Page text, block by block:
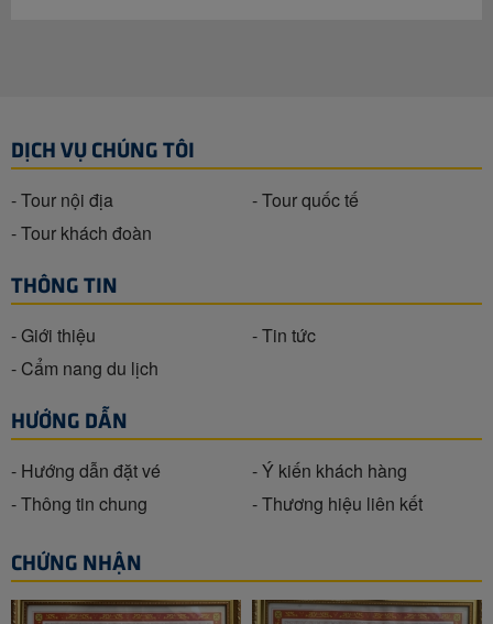
DỊCH VỤ CHÚNG TÔI
- Tour nội địa
- Tour quốc tế
- Tour khách đoàn
THÔNG TIN
- Giới thiệu
- Tin tức
- Cẩm nang du lịch
HƯỚNG DẪN
- Hướng dẫn đặt vé
- Ý kiến khách hàng
- Thông tin chung
- Thương hiệu liên kết
CHỨNG NHẬN